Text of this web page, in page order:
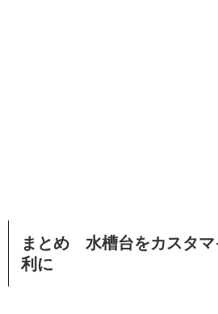
まとめ 水槽台をカスタマ
利に